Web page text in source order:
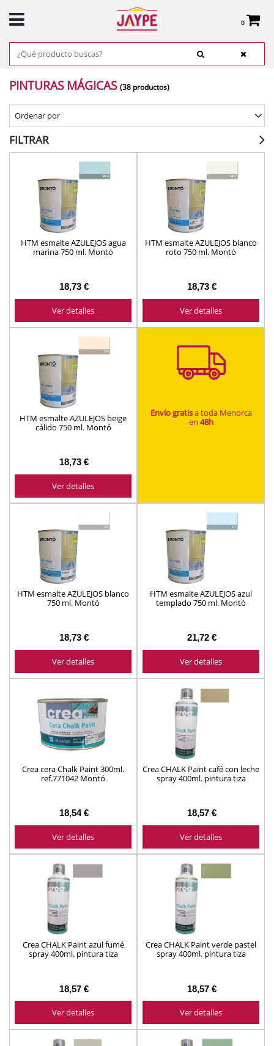
0
Total:
0,00 €
VER CESTA
PINTURAS MÁGICAS (38 productos)
Ordenar por
FILTRAR
HTM esmalte AZULEJOS agua
marina 750 ml. Montó
18,73 €
Ver detalles
HTM esmalte AZULEJOS blanco
roto 750 ml. Montó
18,73 €
Ver detalles
HTM esmalte AZULEJOS beige
cálido 750 ml. Montó
18,73 €
Ver detalles
Envío gratisa toda Menorca
en 48h
HTM esmalte AZULEJOS blanco
750 ml. Montó
18,73 €
Ver detalles
HTM esmalte AZULEJOS azul
templado 750 ml. Montó
21,72 €
Ver detalles
Crea cera Chalk Paint 300ml.
ref.771042 Montó
18,54 €
Ver detalles
Crea CHALK Paint café con leche
spray 400ml. pintura tiza
18,57 €
Ver detalles
Crea CHALK Paint azul fumé
spray 400ml. pintura tiza
18,57 €
Ver detalles
Crea CHALK Paint verde pastel
spray 400ml. pintura tiza
18,57 €
Ver detalles